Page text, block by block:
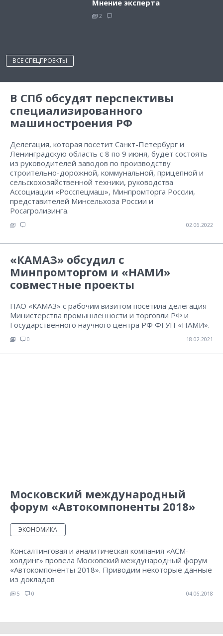
Мнение эксперта
2
ВСЕ СПЕЦПРОЕКТЫ
В СПб обсудят перспективы
специализированного
машиностроения РФ
Делегация, которая посетит Санкт-Петербург и
Ленинградскую область с 8 по 9 июня, будет состоять
из руководителей заводов по производству
строительно-дорожной, коммунальной, прицепной и
сельскохозяйственной техники, руководства
Ассоциации «Росспецмаш», Минпромторга России,
представителей Минсельхоза России и
Росагролизинга.
02.06.2022
«КАМАЗ» обсудил с
Минпромторгом и «НАМИ»
совместные проекты
ПАО «КАМАЗ» с рабочим визитом посетила делегация
Министерства промышленности и торговли РФ и
Государственного научного центра РФ ФГУП «НАМИ».
0 18.02.2021
Московский международный
форум «Автокомпоненты 2018»
ЭКОНОМИКА
Консалтинговая и аналитическая компания «АСМ-
холдинг» провела Московский международный форум
«Автокомпоненты 2018». Приводим некоторые данные
из докладов
5 0 04.06.2018